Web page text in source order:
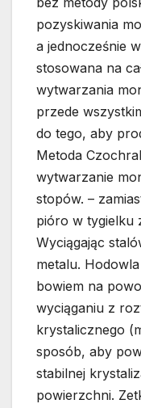
pozyskiwania
a jednocześnie
stosowana na
wytwarzania
przede
do tego, aby
Metoda
wytwarzanie
stopów. –
pióro w tygielku
Wyciągając
metalu.
bowiem na
wyciąganiu z
krystalicznego
sposób, aby
stabilnej
powierzchni.